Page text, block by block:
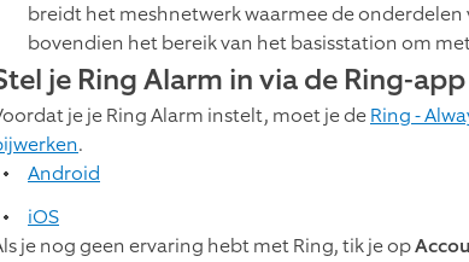
breidt het meshnetwerk waarmee de
bovendien het bereik van het basisstation om
je Ring Alarm in via de Ring-app
je je Ring Alarm instelt, moet je deRing -
.
Android
iOS
je nog geen ervaring hebt met Ring, tik je op